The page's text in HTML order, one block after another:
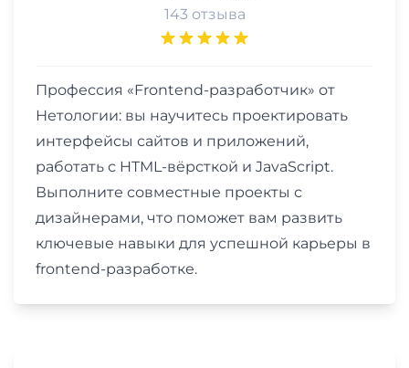
143 отзыва
Профессия «Frontend-разработчик» от
Нетологии: вы научитесь проектировать
интерфейсы сайтов и приложений,
работать с HTML-вёрсткой и JavaScript.
Выполните совместные проекты с
дизайнерами, что поможет вам развить
ключевые навыки для успешной карьеры в
frontend-разработке.